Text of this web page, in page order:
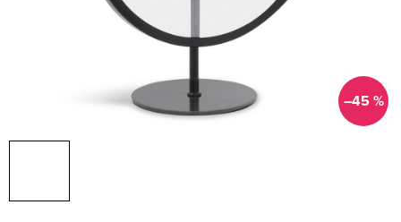
–45 %